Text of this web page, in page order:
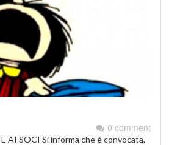
0 comment
AI SOCI Si informa che è convocata,